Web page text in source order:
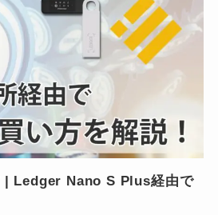
| Ledger Nano S Plus経由で